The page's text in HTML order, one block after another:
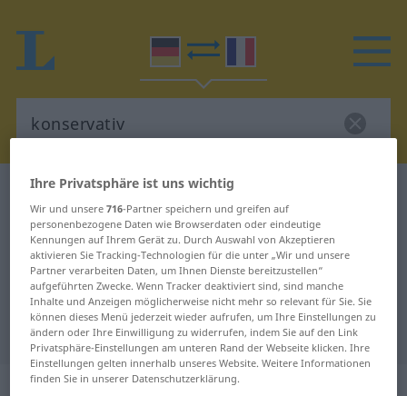
Deutsch-Französisch Wörterbuch
Deutsch-Französisch Übersetzung
für "konservativ"
"konservativ" Französisch
Übersetzung
„konservativ“: Adjektiv
Ihre Privatsphäre ist uns wichtig
Wir und unsere716-Partner speichern und greifen auf
personenbezogene Daten wie Browserdaten oder eindeutige
Kennungen auf Ihrem Gerät zu. Durch Auswahl von Akzeptieren
aktivieren Sie Tracking-Technologien für die unter „Wir und unsere
Partner verarbeiten Daten, um Ihnen Dienste bereitzustellen“
aufgeführten Zwecke. Wenn Tracker deaktiviert sind, sind manche
Inhalte und Anzeigen möglicherweise nicht mehr so relevant für Sie. Sie
können dieses Menü jederzeit wieder aufrufen, um Ihre Einstellungen zu
ändern oder Ihre Einwilligung zu widerrufen, indem Sie auf den Link
Privatsphäre-Einstellungen am unteren Rand der Webseite klicken. Ihre
Einstellungen gelten innerhalb unseres Website. Weitere Informationen
finden Sie in unserer Datenschutzerklärung.